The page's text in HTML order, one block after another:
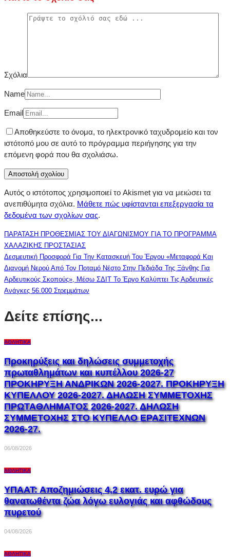
Σχόλια
Name
Email
Αποθηκεύστε το όνομα, το ηλεκτρονικό ταχυδρομείο και τον
ιστότοπό μου σε αυτό το πρόγραμμα περιήγησης για την
επόμενη φορά που θα σχολιάσω.
Αυτός ο ιστότοπος χρησιμοποιεί το Akismet για να μειώσει τα
ανεπιθύμητα σχόλια. Μάθετε πώς υφίστανται επεξεργασία τα
δεδομένα των σχολίων σας.
ΠΑΡΑΤΑΣΗ ΠΡΟΘΕΣΜΙΑΣ ΤΟΥ ΔΙΑΓΩΝΙΣΜΟΥ ΓΙΑ ΤΟ ΠΡΟΓΡΑΜΜΑ
ΧΑΛΑΖΙΚΗΣ ΠΡΟΣΤΑΣΙΑΣ
Δεσμευτική Προσφορά Για Την Κατασκευή Του Έργου «Μεταφορά Και
Διανομή Νερού Από Τον Ποταμό Νέστο Στην Πεδιάδα Της Ξάνθης Για
Αρδευτικούς Σκοπούς», Μέσω ΣΔΙΤ Το Έργο Καλύπτει Τις Αρδευτικές
Ανάγκες 56.000 Στρεμμάτων
Δείτε επίσης...
ΑΘΛΗΤΙΚΆ
Προκηρύξεις και δηλώσεις συμμετοχής
πρωταθλημάτων και κυπέλλου 2026-27
ΠΡΟΚΗΡΥΞΗ ΑΝΔΡΙΚΩΝ 2026-2027. ΠΡΟΚΗΡΥΞΗ
ΚΥΠΕΛΛΟΥ 2026-2027. ΔΗΛΩΣΗ ΣΥΜΜΕΤΟΧΗΣ
ΠΡΩΤΑΘΛΗΜΑΤΟΣ 2026-2027. ΔΗΛΩΣΗ
ΣΥΜΜΕΤΟΧΗΣ ΣΤΟ ΚΥΠΕΛΛΟ ΕΡΑΣΙΤΕΧΝΩΝ
2026-27.
06/08/2026
ΑΘΛΗΤΙΚΆ
ΥΠΑΑΤ: Αποζημιώσεις 4,2 εκατ. ευρώ για
θανατωθέντα ζώα λόγω ευλογιάς και αφθώδους
πυρετού
04/08/2026
ΑΘΛΗΤΙΚΆ